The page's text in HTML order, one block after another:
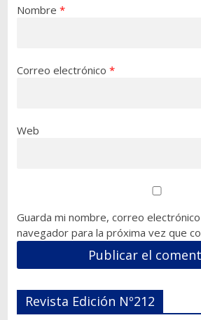
Nombre *
Correo electrónico *
Web
Guarda mi nombre, correo
navegador para la próxima vez que
Revista Edición Nº212